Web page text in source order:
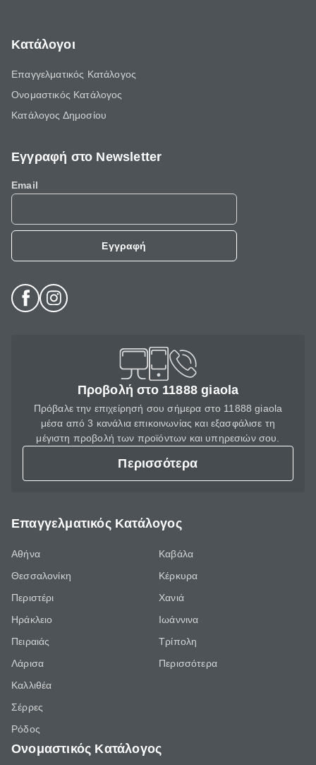
Κατάλογοι
Επαγγελματικός Κατάλογος
Ονομαστικός Κατάλογος
Κατάλογος Δημοσίου
Εγγραφή στο Newsletter
Email
Εγγραφή
Προβολή στο 11888 giaola
Πρόβαλε την επιχείρησή σου σήμερα στο 11888 giaola
μέσα από 3 κανάλια επικοινωνίας και εξασφάλισε τη
μέγιστη προβολή των προϊόντων και υπηρεσιών σου.
Περισσότερα
Επαγγελματικός Κατάλογος
Αθήνα
Θεσσαλονίκη
Περιστέρι
Ηράκλειο
Πειραιάς
Λάρισα
Καλλιθέα
Σέρρες
Ρόδος
Καβάλα
Κέρκυρα
Χανιά
Ιωάννινα
Τρίπολη
Περισσότερα
Ονομαστικός Κατάλογος